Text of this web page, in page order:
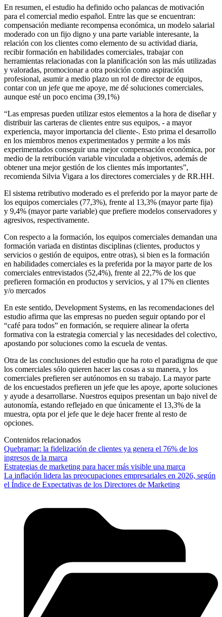
En resumen, el estudio ha definido ocho palancas de motivación
para el comercial medio español. Entre las que se encuentran:
compensación mediante recompensa económica, un modelo salarial
moderado con un fijo digno y una parte variable interesante, la
relación con los clientes como elemento de su actividad diaria,
recibir formación en habilidades comerciales, trabajar con
herramientas relacionadas con la planificación son las más utilizadas
y valoradas, promocionar a otra posición como aspiración
profesional, asumir a medio plazo un rol de director de equipos,
contar con un jefe que me apoye, me dé soluciones comerciales,
aunque esté un poco encima (39,1%)
“Las empresas pueden utilizar estos elementos a la hora de diseñar y
distribuir las carteras de clientes entre sus equipos, - a mayor
experiencia, mayor importancia del cliente-. Esto prima el desarrollo
en los miembros menos experimentados y permite a los más
experimentados conseguir una mejor compensación económica, por
medio de la retribución variable vinculada a objetivos, además de
obtener una mejor gestión de los clientes más importantes”,
recomienda Silvia Vigara a los directores comerciales y de RR.HH.
El sistema retributivo moderado es el preferido por la mayor parte de
los equipos comerciales (77,3%), frente al 13,3% (mayor parte fija)
y 9,4% (mayor parte variable) que prefiere modelos conservadores y
agresivos, respectivamente.
Con respecto a la formación, los equipos comerciales demandan una
formación variada en distintas disciplinas (clientes, productos y
servicios o gestión de equipos, entre otras), si bien es la formación
en habilidades comerciales es la preferida por la mayor parte de los
comerciales entrevistados (52,4%), frente al 22,7% de los que
prefieren formación en productos y servicios, y al 17% en clientes
y/o mercados
En este sentido, Development Systems, en las recomendaciones del
estudio afirma que las empresas no pueden seguir optando por el
“café para todos” en formación, se requiere alinear la oferta
formativa con la estrategia comercial y las necesidades del colectivo,
apostando por soluciones como la escuela de ventas.
Otra de las conclusiones del estudio que ha roto el paradigma de que
los comerciales sólo quieren hacer las cosas a su manera, y los
comerciales prefieren ser autónomos en su trabajo. La mayor parte
de los encuestados prefieren un jefe que les apoye, aporte soluciones
y ayude a desarrollarse. Nuestros equipos presentan un bajo nivel de
autonomía, estando reflejado en que únicamente el 13,3% de la
muestra, opta por el jefe que le deje hacer frente al resto de
opciones.
Contenidos relacionados
Quebramar: la fidelización de clientes ya genera el 76% de los
ingresos de la marca
Estrategias de marketing para hacer más visible una marca
La inflación lidera las preocupaciones empresariales en 2026, según
el Índice de Expectativas de los Directores de Marketing